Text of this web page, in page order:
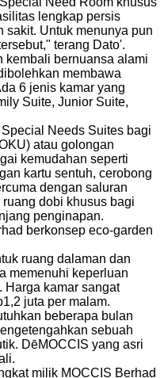
lengkap persis
sakit. Untuk menunya pun
terang Dato'.
kembali bernuansa alami
membawa
6 jenis kamar yang
Suite, Junior Suite,
Needs Suites bagi
atau golongan
kemudahan seperti
kartu sentuh, cerobong
dengan saluran
dobi khusus bagi
penginapan.
berkonsep eco-garden
ruang dalaman dan
memenuhi keperluan
Harga kamar sangat
juta per malam.
beberapa bulan
sebuah
DēMOCCIS yang asri
milik MOCCIS Berhad